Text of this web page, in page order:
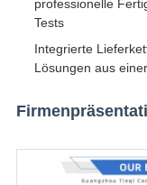
professionelle
Tests
Integrierte
Lösungen aus